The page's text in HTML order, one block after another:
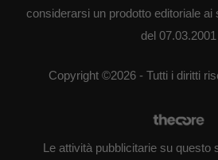
considerarsi un prodotto editoriale ai
del 07.03.2001
Copyright ©2026 - Tutti i diritti
Le attività pubblicitarie su questo